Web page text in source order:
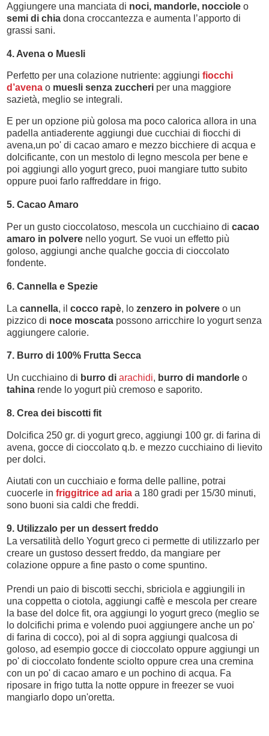
Aggiungere una manciata di noci, mandorle, nocciole o
semi di chia dona croccantezza e aumenta l’apporto di
grassi sani.
4. Avena o Muesli
Perfetto per una colazione nutriente: aggiungi fiocchi
d’avena o muesli senza zuccheri per una maggiore
sazietà, meglio se integrali.
E per un opzione più golosa ma poco calorica allora in una
padella antiaderente aggiungi due cucchiai di fiocchi di
avena,un po' di cacao amaro e mezzo bicchiere di acqua e
dolcificante, con un mestolo di legno mescola per bene e
poi aggiungi allo yogurt greco, puoi mangiare tutto subito
oppure puoi farlo raffreddare in frigo.
5. Cacao Amaro
Per un gusto cioccolatoso, mescola un cucchiaino di cacao
amaro in polvere nello yogurt. Se vuoi un effetto più
goloso, aggiungi anche qualche goccia di cioccolato
fondente.
6. Cannella e Spezie
La cannella, il cocco rapè, lo zenzero in polvere o un
pizzico di noce moscata possono arricchire lo yogurt senza
aggiungere calorie.
7. Burro di 100% Frutta Secca
Un cucchiaino di burro di arachidi, burro di mandorle o
tahina rende lo yogurt più cremoso e saporito.
8. Crea dei biscotti fit
Dolcifica 250 gr. di yogurt greco, aggiungi 100 gr. di farina di
avena, gocce di cioccolato q.b. e mezzo cucchiaino di lievito
per dolci.
Aiutati con un cucchiaio e forma delle palline, potrai
cuocerle in friggitrice ad aria a 180 gradi per 15/30 minuti,
sono buoni sia caldi che freddi.
9. Utilizzalo per un dessert freddo
La versatilità dello Yogurt greco ci permette di utilizzarlo per
creare un gustoso dessert freddo, da mangiare per
colazione oppure a fine pasto o come spuntino.
Prendi un paio di biscotti secchi, sbriciola e aggiungili in
una coppetta o ciotola, aggiungi caffè e mescola per creare
la base del dolce fit, ora aggiungi lo yogurt greco (meglio se
lo dolcifichi prima e volendo puoi aggiungere anche un po'
di farina di cocco), poi al di sopra aggiungi qualcosa di
goloso, ad esempio gocce di cioccolato oppure aggiungi un
po' di cioccolato fondente sciolto oppure crea una cremina
con un po' di cacao amaro e un pochino di acqua. Fa
riposare in frigo tutta la notte oppure in freezer se vuoi
mangiarlo dopo un'oretta.